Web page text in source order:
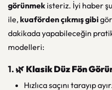
görünmek isteriz. İyi haber
ile,kuaförden çıkmış gibi
dakikada yapabileceğin
modelleri:
1. 🌿Klasik Düz Fön
Hızlıca saçını tarayıp